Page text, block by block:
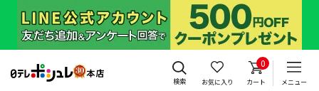
検索 お気に入り
0
カート メニュー